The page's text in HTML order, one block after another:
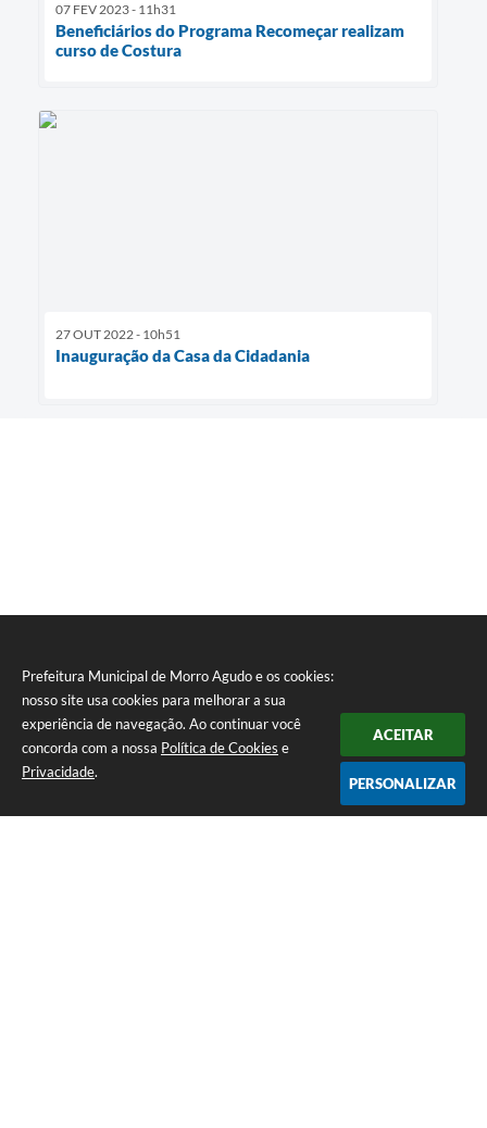
Prefeitura Municipal de Morro Agudo e os cookies:
nosso site usa cookies para melhorar a sua
experiência de navegação. Ao continuar você
concorda com a nossa Política de Cookies e
Privacidade.
ACEITAR
PERSONALIZAR
07 FEV 2023 - 11h31
Beneficiários do Programa Recomeçar realizam
curso de Costura
27 OUT 2022 - 10h51
Inauguração da Casa da Cidadania